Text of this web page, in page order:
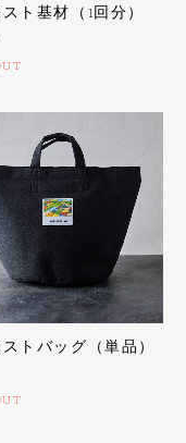
ト基材（1回分）
トバッグ（単品）